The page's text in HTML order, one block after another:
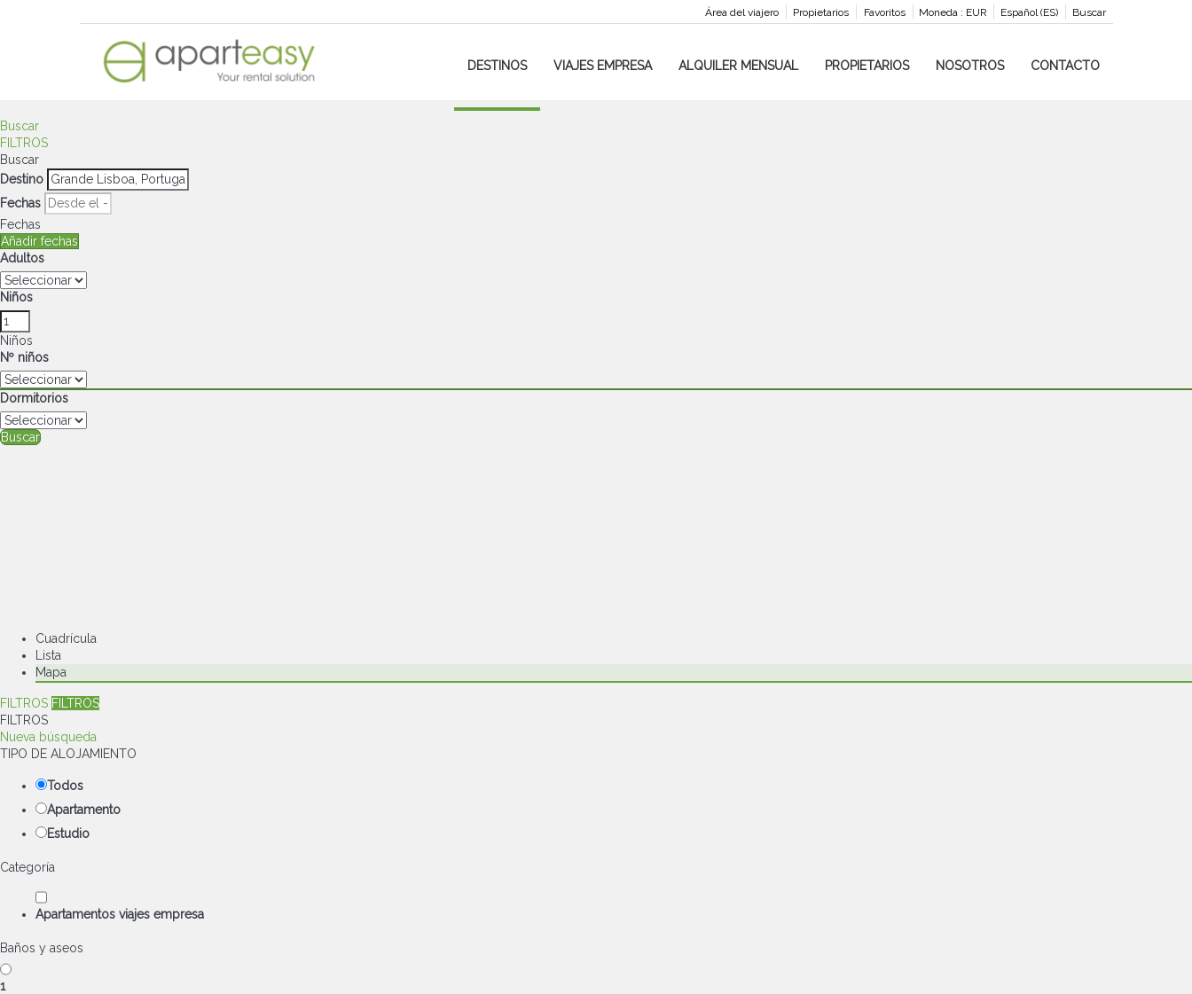
Buscar
Español (ES)
Moneda : EUR
Favoritos
Propietarios
Área del viajero
DESTINOS VIAJES EMPRESA ALQUILER MENSUAL PROPIETARIOS NOSOTROS CONTACTO
Buscar
FILTROS
Buscar
Destino
Fechas
Fechas
Añadir fechas
Adultos
Niños
Niños
Nº niños
Dormitorios
Buscar
Cuadrícula
Lista
Mapa
FILTROS FILTROS
FILTROS
Nueva búsqueda
TIPO DE ALOJAMIENTO
Todos
Apartamento
Estudio
Categoría
Apartamentos viajes empresa
Baños y aseos
1